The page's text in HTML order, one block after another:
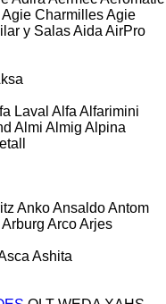
Agie CharmillesAgie
y SalasAida AirPro
Laval Alfa Alfarimini
Almi Almig Alpina
AnkoAnsaldoAntom
Arburg ArcoArjes
Ashita